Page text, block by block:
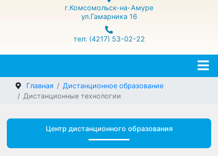
г.Комсомольск-на-Амуре
ул.Гамарника 16
Главная Дистанционное образование